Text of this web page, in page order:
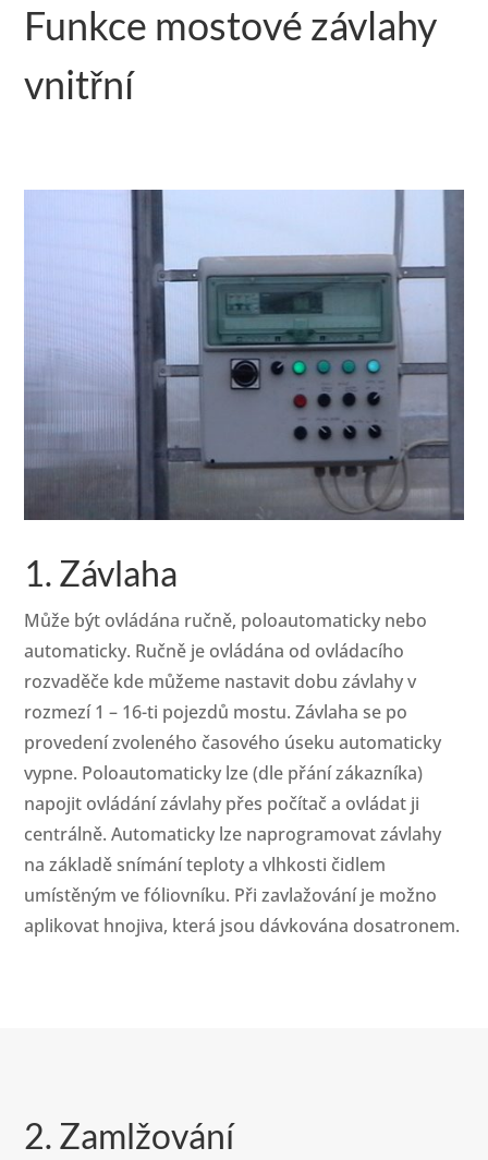
Funkce mostové závlahy
vnitřní
1. Závlaha
Může být ovládána ručně, poloautomaticky nebo
automaticky. Ručně je ovládána od ovládacího
rozvaděče kde můžeme nastavit dobu závlahy v
rozmezí 1 – 16-ti pojezdů mostu. Závlaha se po
provedení zvoleného časového úseku automaticky
vypne. Poloautomaticky lze (dle přání zákazníka)
napojit ovládání závlahy přes počítač a ovládat ji
centrálně. Automaticky lze naprogramovat závlahy
na základě snímání teploty a vlhkosti čidlem
umístěným ve fóliovníku. Při zavlažování je možno
aplikovat hnojiva, která jsou dávkována dosatronem.
2. Zamlžování